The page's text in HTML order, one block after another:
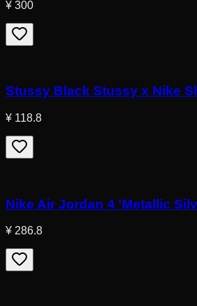
¥ 300
Stussy Black Stussy x Nike
¥ 118.8
Nike Air Jordan 4 'Metallic
¥ 286.8